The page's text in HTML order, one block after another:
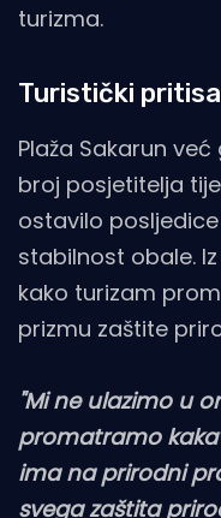
turizma.
Turistički
Plaža Sakarun
broj posjetitelja
ostavilo
stabilnost obale.
kako turizam
prizmu zaštite
"Mi ne ulazimo u
promatramo
ima na prirodni
svega zaštita